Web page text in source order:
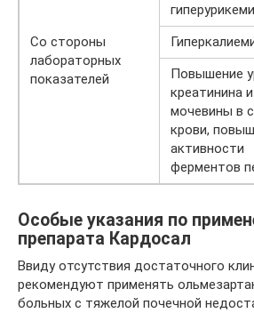
Со стороны
лабораторных
показателей
Повышение
креатинина и
мочевины в
крови,
активности
ферментов
Особые указания по
препарата Кардосал
Ввиду отсутствия достаточного
рекомендуют применять
больных с тяжелой почечной